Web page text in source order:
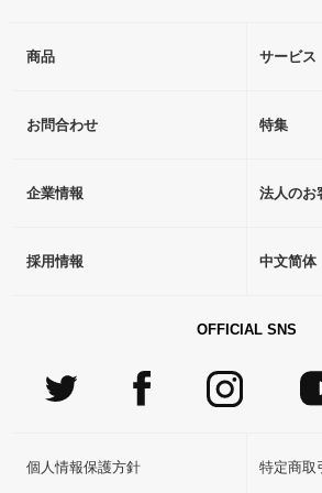
商品 サービス
お問合わせ 特集
企業情報 法人のお
採用情報 中文简体
OFFICIAL SNS
個人情報保護方針 特定商取